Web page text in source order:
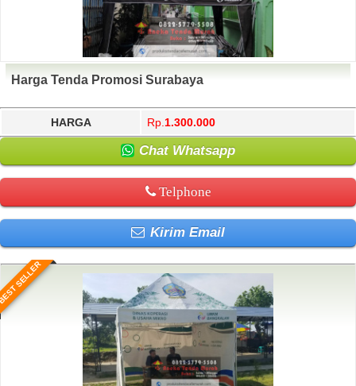
Harga Tenda Promosi Surabaya
HARGA Rp. 1.300.000
Chat Whatsapp
Telphone
Kirim Email
SELLER